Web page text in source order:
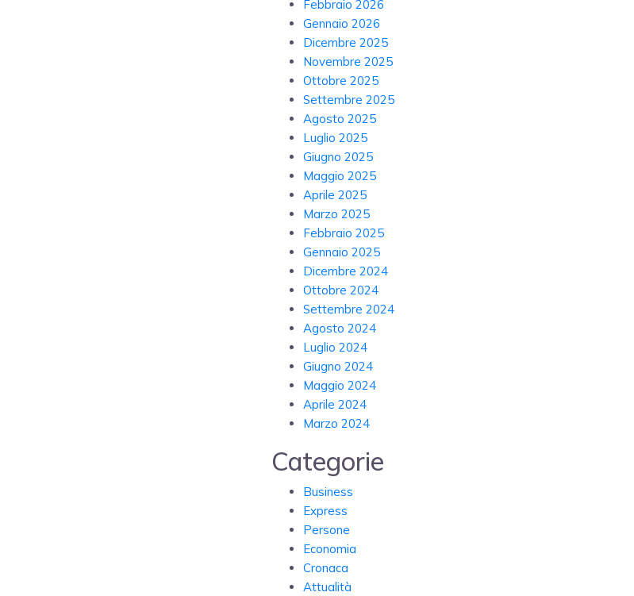
Febbraio 2026
Gennaio 2026
Dicembre 2025
Novembre 2025
Ottobre 2025
Settembre 2025
Agosto 2025
Luglio 2025
Giugno 2025
Maggio 2025
Aprile 2025
Marzo 2025
Febbraio 2025
Gennaio 2025
Dicembre 2024
Ottobre 2024
Settembre 2024
Agosto 2024
Luglio 2024
Giugno 2024
Maggio 2024
Aprile 2024
Marzo 2024
Categorie
Business
Express
Persone
Economia
Cronaca
Attualità